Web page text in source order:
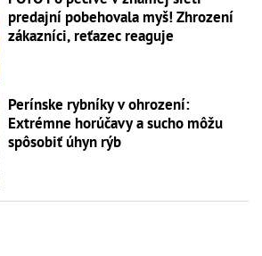
predajní pobehovala myš! Zhrození
zákazníci, reťazec reaguje
Perínske rybníky v ohrození:
Extrémne horúčavy a sucho môžu
spôsobiť úhyn rýb